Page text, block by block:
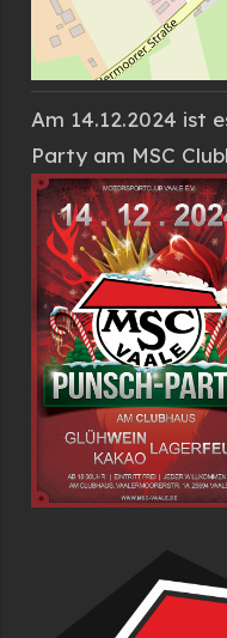
Am 14.12.2024 ist
Party am MSC